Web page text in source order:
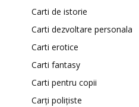
Carti de istorie
Carti dezvoltare personala
Carti erotice
Carti fantasy
Carti pentru copii
Carți polițiste